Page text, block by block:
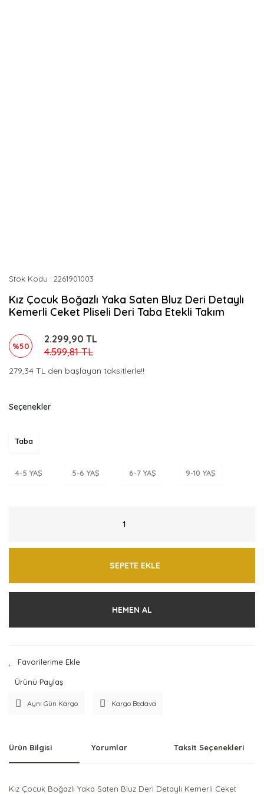
Stok Kodu 2261901003
Kız Çocuk Boğazlı Yaka Saten Bluz Deri Detaylı
Kemerli Ceket Pliseli Deri Taba Etekli Takım
%50
2.299,90 TL
4.599,81 TL
279,34 TL den başlayan taksitlerle!!
Seçenekler
Taba
4-5 YAŞ 5-6 YAŞ 6-7 YAŞ 9-10 YAŞ
SEPETE EKLE
HEMEN AL
Ürünü Paylaş
Aynı Gün Kargo Kargo Bedava
Ürün Bilgisi Yorumlar Taksit Seçenekleri
Kız Çocuk Boğazlı Yaka Saten Bluz Deri Detaylı Kemerli Ceket